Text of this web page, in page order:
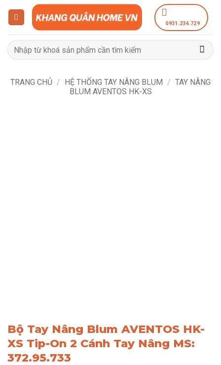
dung
0931.234.729
Tìm
kiếm:
TRANG CHỦ / HỆ THỐNG TAY NÂNG BLUM / TAY NÂNG
BLUM AVENTOS HK-XS
Bộ Tay Nâng Blum AVENTOS HK-
XS Tip-On 2 Cánh Tay Nâng MS:
372.95.733